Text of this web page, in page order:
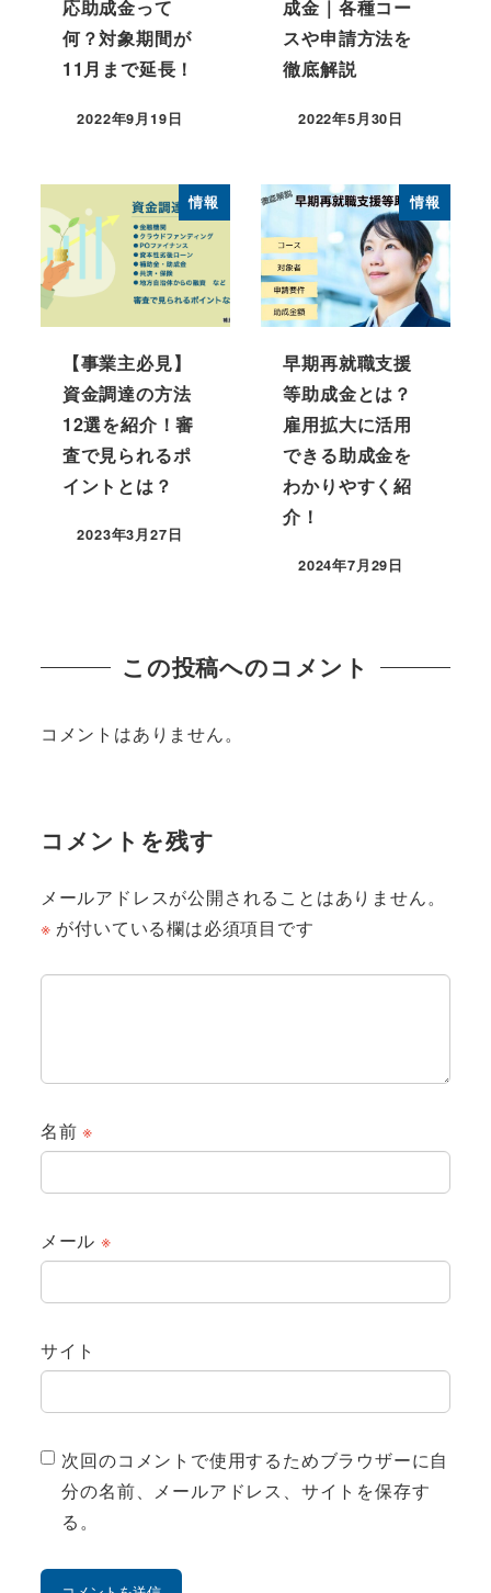
応助成金って
何？対象期間が
11月まで延長！
2022年9月19日
成金｜各種コー
スや申請方法を
徹底解説
2022年5月30日
情報
【事業主必見】
資金調達の方法
12選を紹介！審
査で見られるポ
イントとは？
2023年3月27日
情報
早期再就職支援
等助成金とは？
雇用拡大に活用
できる助成金を
わかりやすく紹
介！
2024年7月29日
この投稿へのコメント
コメントはありません。
コメントを残す
メールアドレスが公開されることはありません。
※ が付いている欄は必須項目です
名前※
メール ※
サイト
次回のコメントで使用するためブラウザーに自
分の名前、メールアドレス、サイトを保存す
る。